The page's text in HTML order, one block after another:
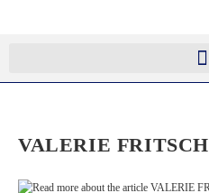
VALERIE FRITSCH